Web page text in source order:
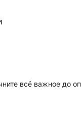
всё важное до